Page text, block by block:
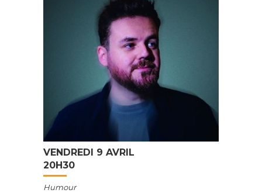
VENDREDI 9 AVRIL
20H30
Humour